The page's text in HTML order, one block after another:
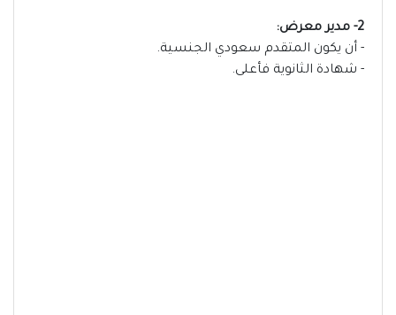
2- مدير معرض:
- أن يكون المتقدم سعودي الجنسية.
- شهادة الثانوية فأعلى.